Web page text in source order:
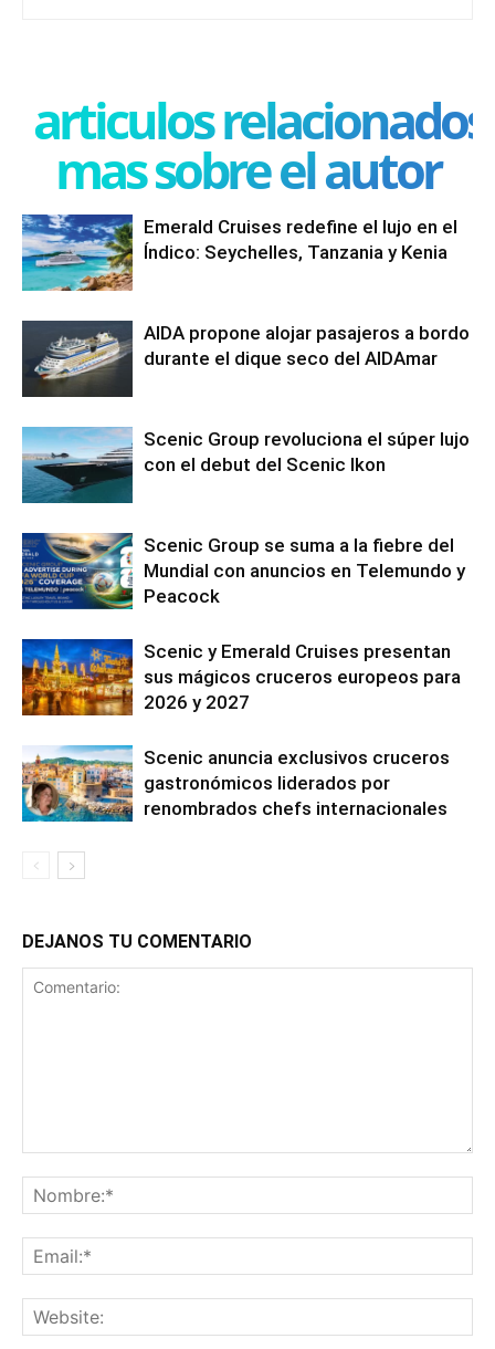
articulos relacionados
mas sobre el autor
Emerald Cruises redefine el lujo en el
Índico: Seychelles, Tanzania y Kenia
AIDA propone alojar pasajeros a bordo
durante el dique seco del AIDAmar
Scenic Group revoluciona el súper lujo
con el debut del Scenic Ikon
Scenic Group se suma a la fiebre del
Mundial con anuncios en Telemundo y
Peacock
Scenic y Emerald Cruises presentan
sus mágicos cruceros europeos para
2026 y 2027
Scenic anuncia exclusivos cruceros
gastronómicos liderados por
renombrados chefs internacionales
DEJANOS TU COMENTARIO